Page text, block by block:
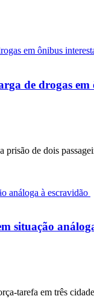
de drogas
prisão de dois
situação
tarefa em três